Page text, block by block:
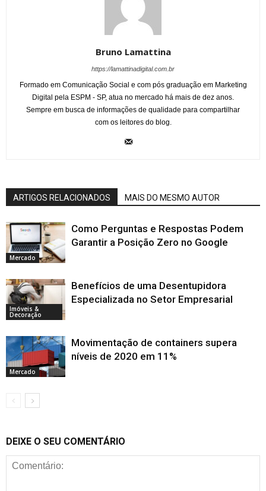
Bruno Lamattina
https://lamattinadigital.com.br
Formado em Comunicação Social e com pós graduação em Marketing
Digital pela ESPM - SP, atua no mercado há mais de dez anos.
Sempre em busca de informações de qualidade para compartilhar
com os leitores do blog.
ARTIGOS RELACIONADOS MAIS DO MESMO AUTOR
Mercado
Como Perguntas e Respostas Podem
Garantir a Posição Zero no Google
Imóveis &
Decoração
Benefícios de uma Desentupidora
Especializada no Setor Empresarial
Mercado
Movimentação de containers supera
níveis de 2020 em 11%
DEIXE O SEU COMENTÁRIO